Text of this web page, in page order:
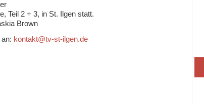
Teil 2 + 3, in St. Ilgen statt.
Brown
kontakt@tv-st-ilgen.de